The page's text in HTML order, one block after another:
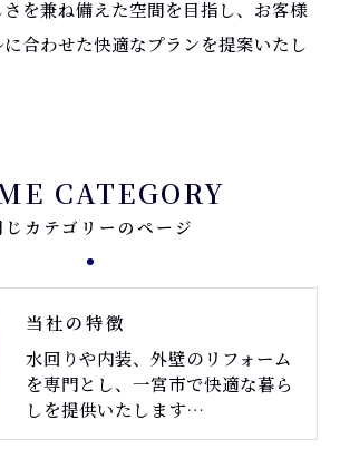
を兼ね備えた空間を目指し、お客様
合わせた快適なプランを提案いたし
じカテゴリーのページ
CATEGORY
当社の特徴
水回りや内装、外壁のリフォーム
を専門とし、一宮市で快適な暮ら
しを提供いたします…